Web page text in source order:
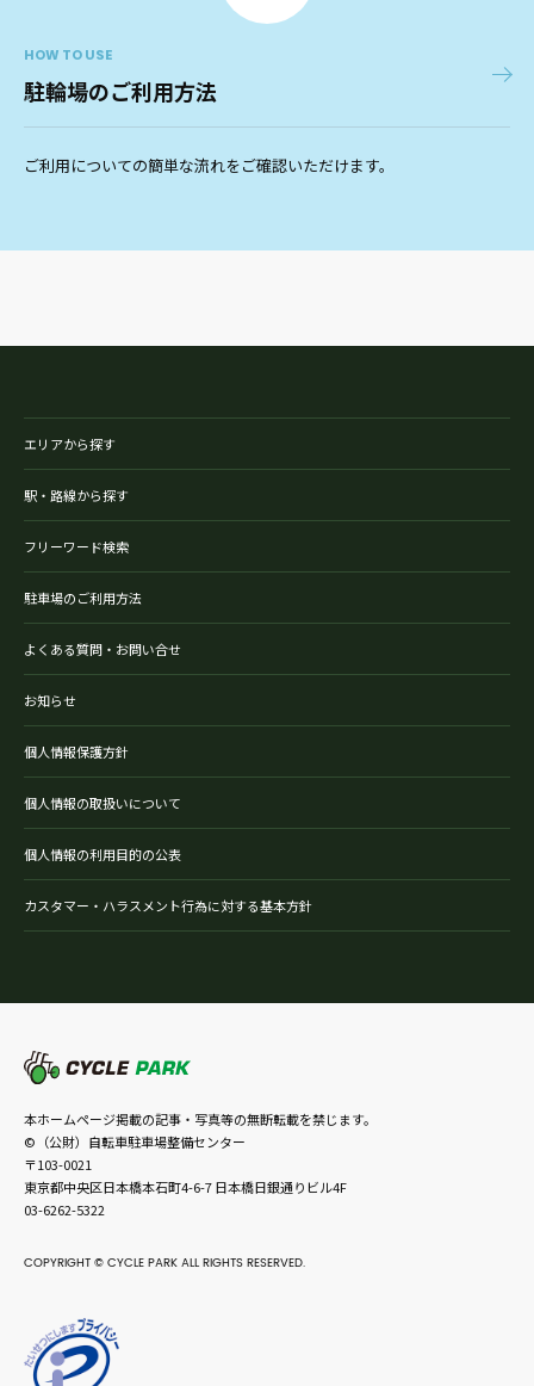
HOW TO USE
駐輪場のご利用方法
ご利用についての簡単な流れをご確認いただけます。
エリアから探す
駅・路線から探す
フリーワード検索
駐車場のご利用方法
よくある質問・お問い合せ
お知らせ
個人情報保護方針
個人情報の取扱いについて
個人情報の利用目的の公表
カスタマー・ハラスメント行為に対する基本方針
本ホームページ掲載の記事・写真等の無断転載を禁じます。
©（公財）自転車駐車場整備センター
〒103-0021
東京都中央区日本橋本石町4-6-7 日本橋日銀通りビル4F
03-6262-5322
COPYRIGHT © CYCLE PARK ALL RIGHTS RESERVED.